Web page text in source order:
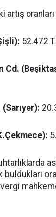
artış
52.472
Cd.
(Sarıyer):
buldukları
vergi